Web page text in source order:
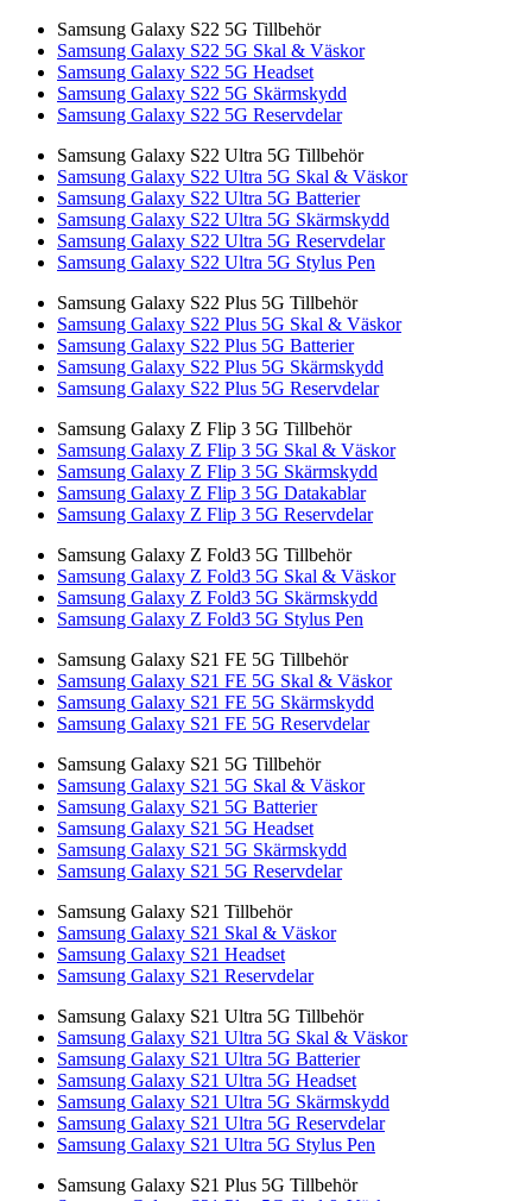
Samsung Galaxy S22 5G Tillbehör
Samsung Galaxy S22 5G Skal & Väskor
Samsung Galaxy S22 5G Headset
Samsung Galaxy S22 5G Skärmskydd
Samsung Galaxy S22 5G Reservdelar
Samsung Galaxy S22 Ultra 5G Tillbehör
Samsung Galaxy S22 Ultra 5G Skal & Väskor
Samsung Galaxy S22 Ultra 5G Batterier
Samsung Galaxy S22 Ultra 5G Skärmskydd
Samsung Galaxy S22 Ultra 5G Reservdelar
Samsung Galaxy S22 Ultra 5G Stylus Pen
Samsung Galaxy S22 Plus 5G Tillbehör
Samsung Galaxy S22 Plus 5G Skal & Väskor
Samsung Galaxy S22 Plus 5G Batterier
Samsung Galaxy S22 Plus 5G Skärmskydd
Samsung Galaxy S22 Plus 5G Reservdelar
Samsung Galaxy Z Flip 3 5G Tillbehör
Samsung Galaxy Z Flip 3 5G Skal & Väskor
Samsung Galaxy Z Flip 3 5G Skärmskydd
Samsung Galaxy Z Flip 3 5G Datakablar
Samsung Galaxy Z Flip 3 5G Reservdelar
Samsung Galaxy Z Fold3 5G Tillbehör
Samsung Galaxy Z Fold3 5G Skal & Väskor
Samsung Galaxy Z Fold3 5G Skärmskydd
Samsung Galaxy Z Fold3 5G Stylus Pen
Samsung Galaxy S21 FE 5G Tillbehör
Samsung Galaxy S21 FE 5G Skal & Väskor
Samsung Galaxy S21 FE 5G Skärmskydd
Samsung Galaxy S21 FE 5G Reservdelar
Samsung Galaxy S21 5G Tillbehör
Samsung Galaxy S21 5G Skal & Väskor
Samsung Galaxy S21 5G Batterier
Samsung Galaxy S21 5G Headset
Samsung Galaxy S21 5G Skärmskydd
Samsung Galaxy S21 5G Reservdelar
Samsung Galaxy S21 Tillbehör
Samsung Galaxy S21 Skal & Väskor
Samsung Galaxy S21 Headset
Samsung Galaxy S21 Reservdelar
Samsung Galaxy S21 Ultra 5G Tillbehör
Samsung Galaxy S21 Ultra 5G Skal & Väskor
Samsung Galaxy S21 Ultra 5G Batterier
Samsung Galaxy S21 Ultra 5G Headset
Samsung Galaxy S21 Ultra 5G Skärmskydd
Samsung Galaxy S21 Ultra 5G Reservdelar
Samsung Galaxy S21 Ultra 5G Stylus Pen
Samsung Galaxy S21 Plus 5G Tillbehör